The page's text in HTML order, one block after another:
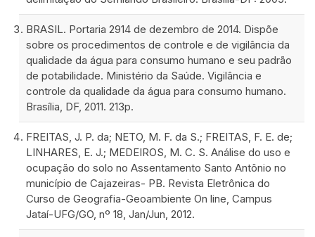
BRASIL. Portaria 2914 de dezembro de 2014. Dispõe
sobre os procedimentos de controle e de vigilância da
qualidade da água para consumo humano e seu padrão
de potabilidade. Ministério da Saúde. Vigilância e
controle da qualidade da água para consumo humano.
Brasília, DF, 2011. 213p.
FREITAS, J. P. da; NETO, M. F. da S.; FREITAS, F. E. de;
LINHARES, E. J.; MEDEIROS, M. C. S. Análise do uso e
ocupação do solo no Assentamento Santo Antônio no
município de Cajazeiras- PB. Revista Eletrônica do
Curso de Geografia-Geoambiente On line, Campus
Jataí-UFG/GO, nº 18, Jan/Jun, 2012.